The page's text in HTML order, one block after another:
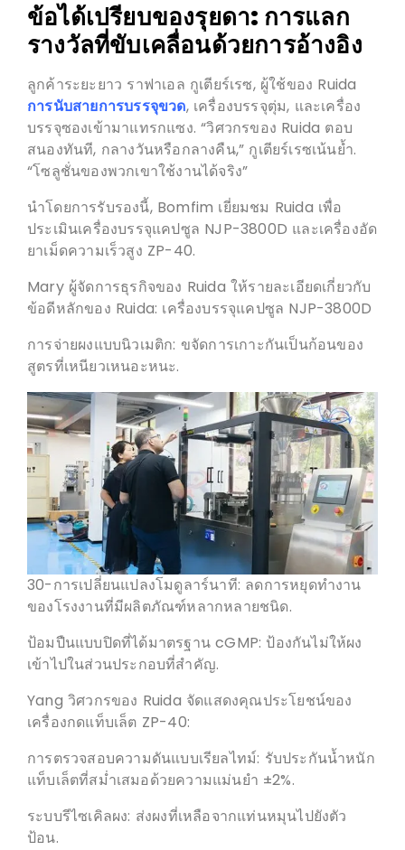
ข้อได้เปรียบของรุยดา: การแลก
รางวัลที่ขับเคลื่อนด้วยการอ้างอิง
ลูกค้าระยะยาว ราฟาเอล กูเตียร์เรซ, ผู้ใช้ของ Ruida
การนับสายการบรรจุขวด, เครื่องบรรจุตุ่ม, และเครื่อง
บรรจุซองเข้ามาแทรกแซง. “วิศวกรของ Ruida ตอบ
สนองทันที, กลางวันหรือกลางคืน,” กูเตียร์เรซเน้นย้ำ.
“โซลูชั่นของพวกเขาใช้งานได้จริง”
นำโดยการรับรองนี้, Bomfim เยี่ยมชม Ruida เพื่อ
ประเมินเครื่องบรรจุแคปซูล NJP-3800D และเครื่องอัด
ยาเม็ดความเร็วสูง ZP-40.
Mary ผู้จัดการธุรกิจของ Ruida ให้รายละเอียดเกี่ยวกับ
ข้อดีหลักของ Ruida: เครื่องบรรจุแคปซูล NJP-3800D
การจ่ายผงแบบนิวเมติก: ขจัดการเกาะกันเป็นก้อนของ
สูตรที่เหนียวเหนอะหนะ.
30-การเปลี่ยนแปลงโมดูลาร์นาที: ลดการหยุดทำงาน
ของโรงงานที่มีผลิตภัณฑ์หลากหลายชนิด.
ป้อมปืนแบบปิดที่ได้มาตรฐาน cGMP: ป้องกันไม่ให้ผง
เข้าไปในส่วนประกอบที่สำคัญ.
Yang วิศวกรของ Ruida จัดแสดงคุณประโยชน์ของ
เครื่องกดแท็บเล็ต ZP-40:
การตรวจสอบความดันแบบเรียลไทม์: รับประกันน้ำหนัก
แท็บเล็ตที่สม่ำเสมอด้วยความแม่นยำ ±2%.
ระบบรีไซเคิลผง: ส่งผงที่เหลือจากแท่นหมุนไปยังตัว
ป้อน.